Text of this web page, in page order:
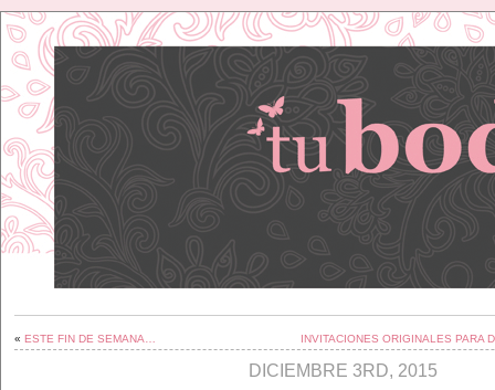
« ESTE FIN DE SEMANA… INVITACIONES ORIGINALES PARA
DICIEMBRE 3RD, 2015